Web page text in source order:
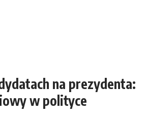
na prezydenta:
w polityce